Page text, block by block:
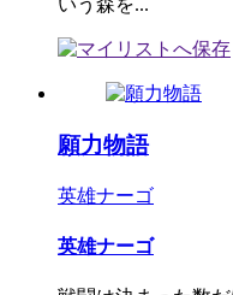
いう森を...
願力物語
英雄ナーゴ
英雄ナーゴ